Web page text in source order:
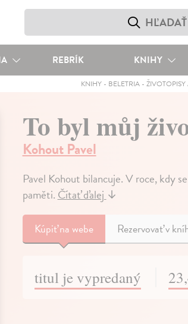
REBRÍK KNIHY
KNIHY- BELETRIA-
To byl můj
Kohout Pavel
Pavel Kohout bilancuje. V roce, kdy
paměti.Čítať ďalej↓
Kúpiťna webe Rezervovať v
titul je vypredaný